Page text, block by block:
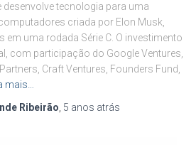
desenvolve tecnologia para uma
criada por Elon Musk,
em uma rodada Série C. O investimento
com participação do Google Ventures,
Craft Ventures, Founders Fund,
mais…
Ribeirão, 5 anos atrás